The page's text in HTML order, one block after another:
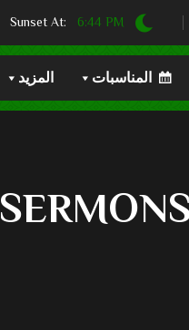
6:44 PM
المناسبات المزيد